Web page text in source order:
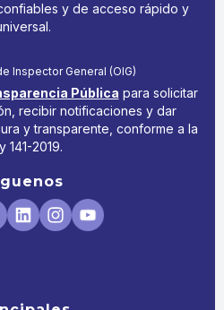
y de acceso rápido y
Inspector General (OIG)
Pública para solicitar
recibir notificaciones y dar
y transparente, conforme a la
141-2019.